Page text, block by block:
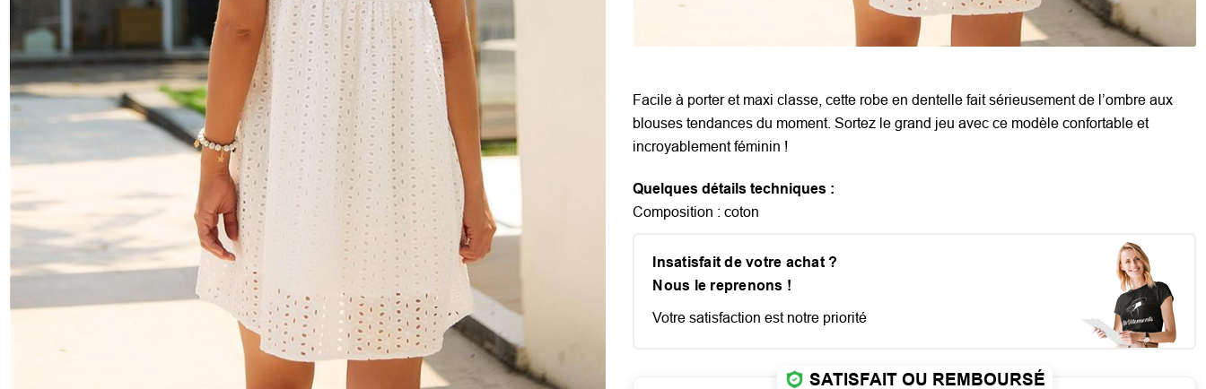
Facile à porter et maxi classe, cette robe en dentellefait sérieusement de l’ombre aux
blouses tendances du moment. Sortez le grand jeu avec ce modèle confortable et
incroyablement féminin !
Quelques détails techniques :
Composition : coton
Insatisfait de votre achat ?
Nous le reprenons !
Votre satisfaction est notre priorité
SATISFAIT OU REMBOURSÉ